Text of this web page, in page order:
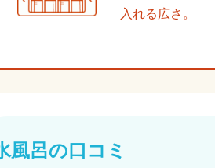
入れる広さ。
風呂の口コミ